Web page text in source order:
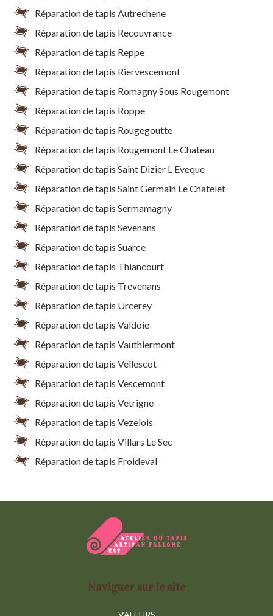
Réparation de tapis Autrechene
Réparation de tapis Recouvrance
Réparation de tapis Reppe
Réparation de tapis Riervescemont
Réparation de tapis Romagny Sous Rougemont
Réparation de tapis Roppe
Réparation de tapis Rougegoutte
Réparation de tapis Rougemont Le Chateau
Réparation de tapis Saint Dizier L Eveque
Réparation de tapis Saint Germain Le Chatelet
Réparation de tapis Sermamagny
Réparation de tapis Sevenans
Réparation de tapis Suarce
Réparation de tapis Thiancourt
Réparation de tapis Trevenans
Réparation de tapis Urcerey
Réparation de tapis Valdoie
Réparation de tapis Vauthiermont
Réparation de tapis Vellescot
Réparation de tapis Vescemont
Réparation de tapis Vetrigne
Réparation de tapis Vezelois
Réparation de tapis Villars Le Sec
Réparation de tapis Froideval
Naviguer sur le site